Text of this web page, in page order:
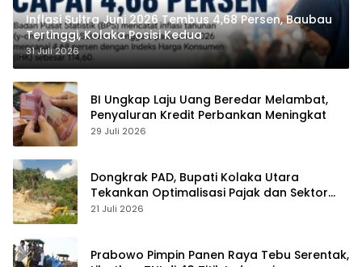
Inflasi Sultra Juni 2026 Tembus 4,68 Persen, Baubau
Tertinggi, Kolaka Posisi Kedua
31 Juli 2026
BI Ungkap Laju Uang Beredar Melambat,
Penyaluran Kredit Perbankan Meningkat
29 Juli 2026
Dongkrak PAD, Bupati Kolaka Utara
Tekankan Optimalisasi Pajak dan Sektor
Tambang
21 Juli 2026
Prabowo Pimpin Panen Raya Tebu Serentak,